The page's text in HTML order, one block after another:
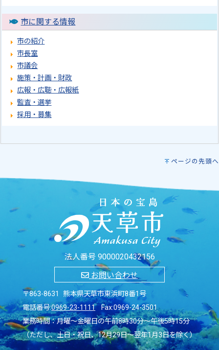
市に関する情報
市の紹介
市長室
市議会
施策・計画・財政
広報・広聴・広報紙
監査・選挙
採用・募集
ページの先頭へ
法人番号 9000020432156
お問い合わせ
〒863-8631 熊本県天草市東浜町8番1号
電話番号:0969-23-1111Fax:0969-24-3501
業務時間：月曜～金曜日の午前8時30分～午後5時15分
（ただし、土日・祝日、12月29日～翌年1月3日を除く）